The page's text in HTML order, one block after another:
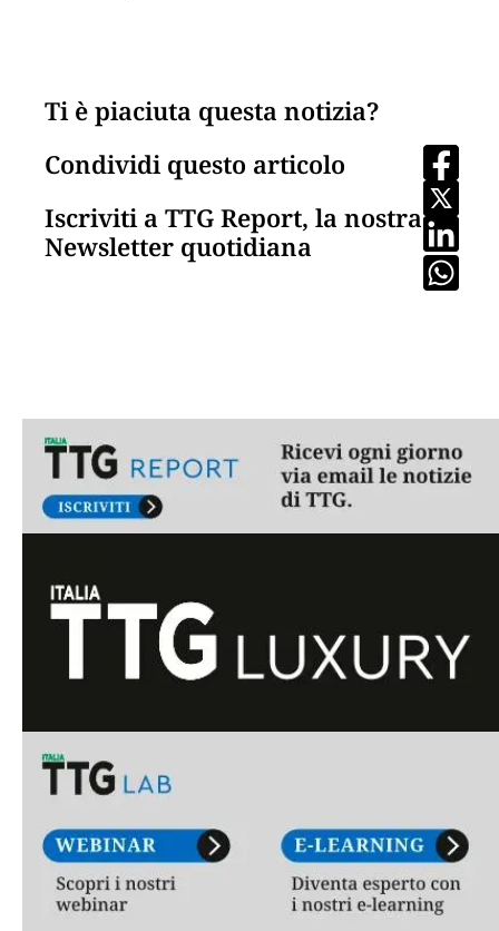
Ti è piaciuta questa notizia?
Condividi questo articolo
Iscriviti a TTG Report, la nostra
Newsletter quotidiana